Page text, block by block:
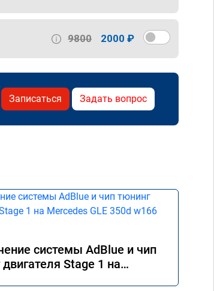
9800 2000 ₽
Записаться Задать вопрос
системы AdBlue и чип
Stage 1 на